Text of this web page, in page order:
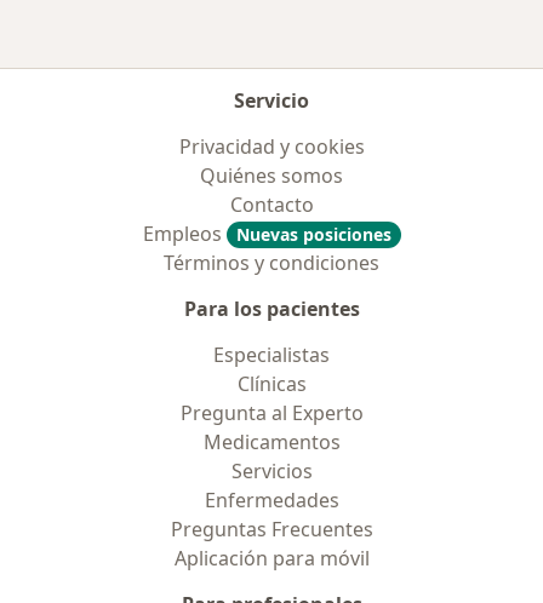
Servicio
Privacidad y cookies
Quiénes somos
Contacto
Empleos
Nuevas posiciones
Términos y condiciones
Para los pacientes
Especialistas
Clínicas
Pregunta al Experto
Medicamentos
Servicios
Enfermedades
Preguntas Frecuentes
Aplicación para móvil